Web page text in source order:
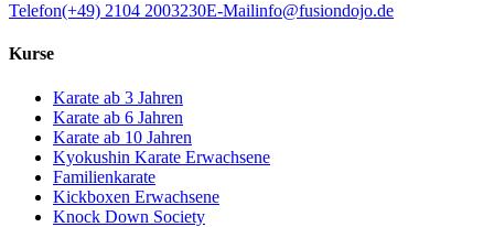
Telefon(+49) 2104 2003230E-Mailinfo@fusiondojo.de
Kurse
Karate ab 3 Jahren
Karate ab 6 Jahren
Karate ab 10 Jahren
Kyokushin Karate Erwachsene
Familienkarate
Kickboxen Erwachsene
Knock Down Society